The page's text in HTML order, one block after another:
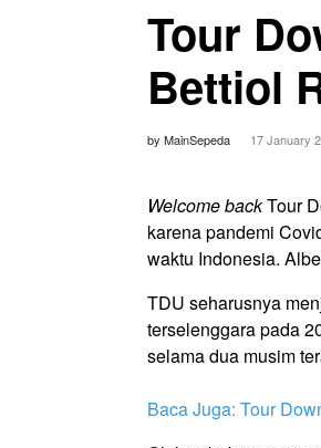
Tour
Bettiol
by MainSepeda 17 January
Welcome backTour
karena pandemi
waktu Indonesia.
TDU seharusnya
terselenggara pada
selama dua musim
Baca Juga: Tour